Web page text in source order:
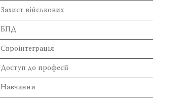
Захист військових
БПД
Євроінтеграція
Доступ до професії
Навчання